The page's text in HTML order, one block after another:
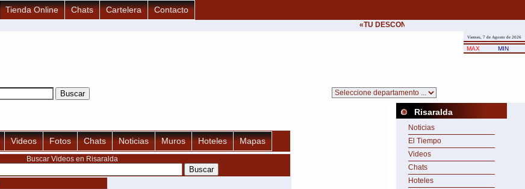
Tienda Online Chats Cartelera Contacto
«TU DESCONFIANZA ME INQUIETA Y TU
Viernes, 7 de Agosto de 2026
MAX MIN
Videos Fotos Chats Noticias Muros Hoteles Mapas
Buscar Videos en Risaralda
Risaralda
Noticias
El Tiempo
Videos
Chats
Hoteles